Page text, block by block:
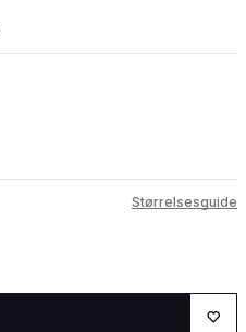
Størrelsesguide